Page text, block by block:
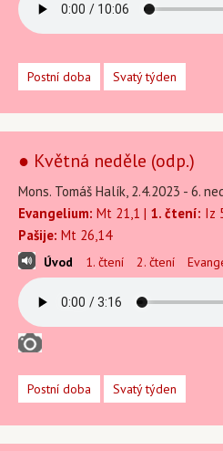
Postní doba Svatý týden
● Květná neděle (odp.)
Mons. Tomáš Halík, 2.4.2023 - 6.
Evangelium: Mt 21,1 | 1. čtení: Iz
Pašije: Mt 26,14
Úvod 1. čtení 2. čtení
Postní doba Svatý týden